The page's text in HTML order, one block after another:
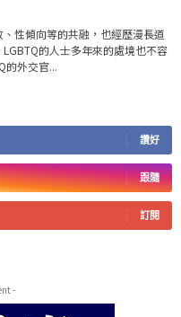
性傾向等的共融，也經歷漫長道
的人士多年來的處境也不容
的外交官...
讚好
跟隨
訂閱
-